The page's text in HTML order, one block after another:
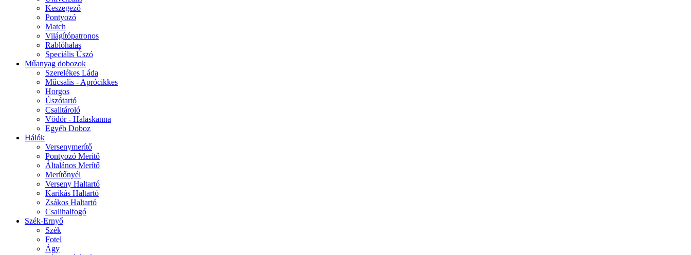
Keszegező
Pontyozó
Match
Világítópatronos
Rablóhalas
Speciális Úszó
Műanyag dobozok
Szerelékes Láda
Műcsalis - Aprócikkes
Horgos
Úszótartó
Csalitároló
Vödör - Halaskanna
Egyéb Doboz
Hálók
Versenymerítő
Pontyozó Merítő
Általános Merítő
Merítőnyél
Verseny Haltartó
Karikás Haltartó
Zsákos Haltartó
Csalihalfogó
Szék-Ernyő
Szék
Fotel
Ágy